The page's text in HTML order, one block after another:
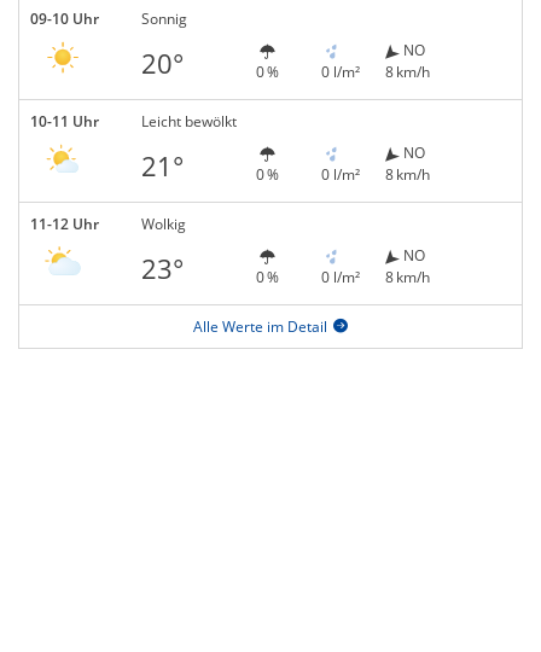
09-10 Uhr Sonnig
20° 0 % 0 l/m²
NO
8 km/h
10-11 Uhr Leicht bewölkt
21° 0 % 0 l/m²
NO
8 km/h
11-12 Uhr Wolkig
23° 0 % 0 l/m²
NO
8 km/h
Alle Werte im Detail